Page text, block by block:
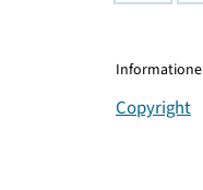
Copyright